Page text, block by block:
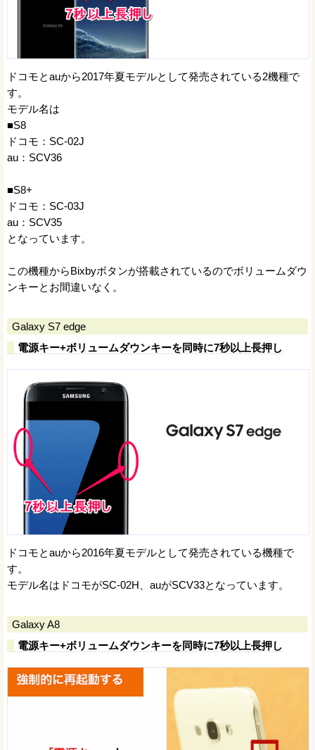
ドコモとauから2017年夏モデルとして発売されている2機種で
す。
モデル名は
■S8
ドコモ：SC-02J
au：SCV36
■S8+
ドコモ：SC-03J
au：SCV35
となっています。
この機種からBixbyボタンが搭載されているのでボリュームダウ
ンキーとお間違いなく。
Galaxy S7 edge
電源キー+ボリュームダウンキーを同時に7秒以上長押し
ドコモとauから2016年夏モデルとして発売されている機種で
す。
モデル名はドコモがSC-02H、auがSCV33となっています。
Galaxy A8
電源キー+ボリュームダウンキーを同時に7秒以上長押し